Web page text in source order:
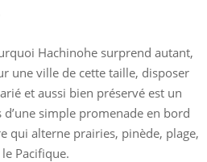
Hachinohe surprend autant,
une ville de cette taille, disposer
et aussi bien préservé est un
simple promenade en bord
qui alterne prairies, pinède, plage,
Pacifique.